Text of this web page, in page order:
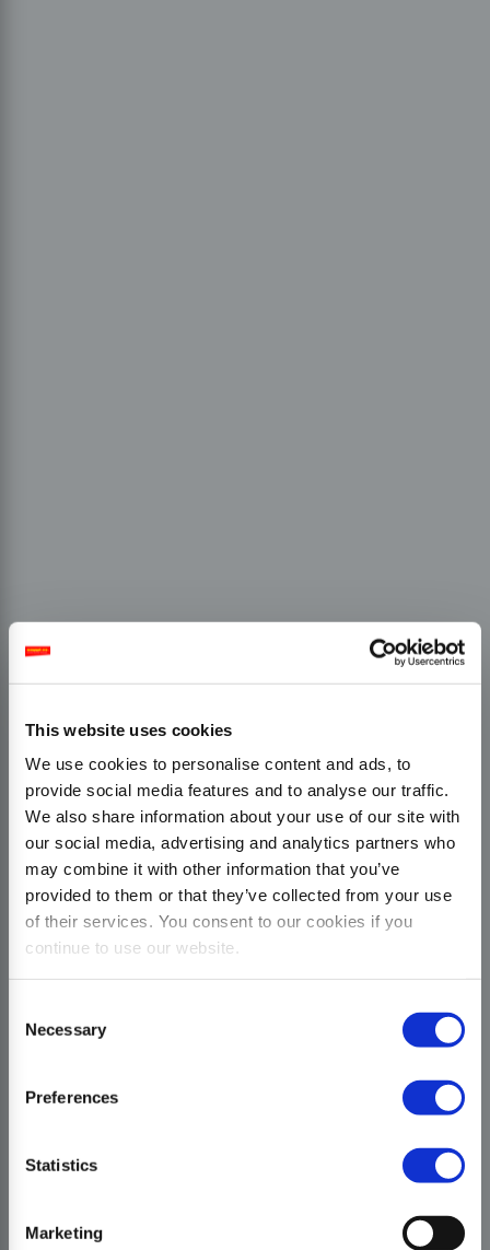
This website uses cookies
We use cookies to personalise content and ads, to
provide social media features and to analyse our traffic.
We also share information about your use of our site with
our social media, advertising and analytics partners who
may combine it with other information that you’ve
provided to them or that they’ve collected from your use
of their services. You consent to our cookies if you
continue to use our website.
Selection
Necessary
Preferences
Statistics
Marketing